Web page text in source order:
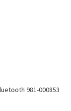
981-000853